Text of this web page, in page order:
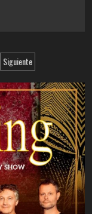
Siguiente